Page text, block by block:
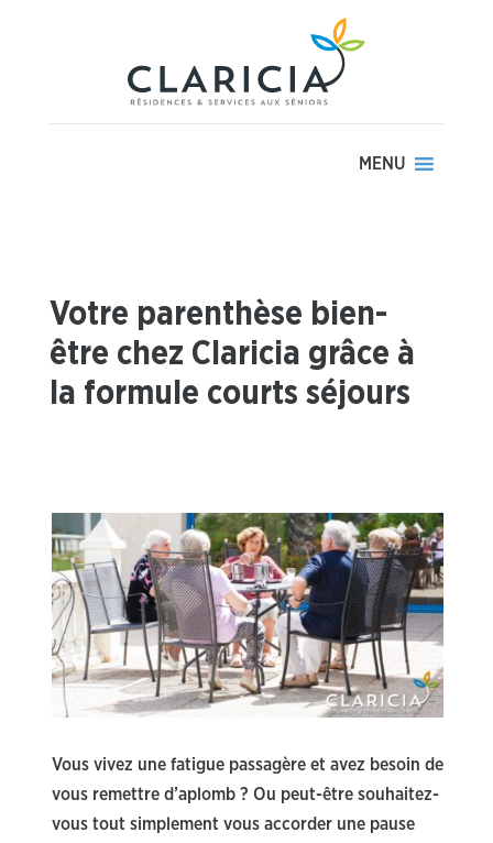
MENU
Votre parenthèse bien-
être chez Claricia grâce à
la formule courts séjours
Vous vivez une fatigue passagère et avez besoin de
vous remettre d’aplomb ? Ou peut-être souhaitez-
vous tout simplement vous accorder une pause